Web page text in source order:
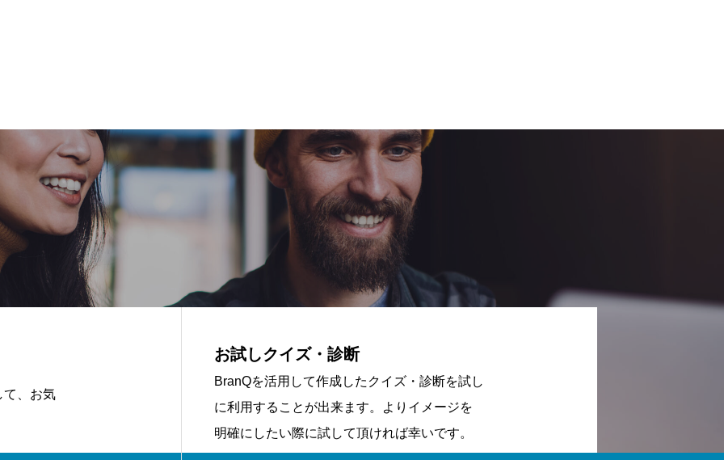
て、お気
お試しクイズ・診断
BranQを活用して作成したクイズ・診断を試し
に利用することが出来ます。よりイメージを
明確にしたい際に試して頂ければ幸いです。